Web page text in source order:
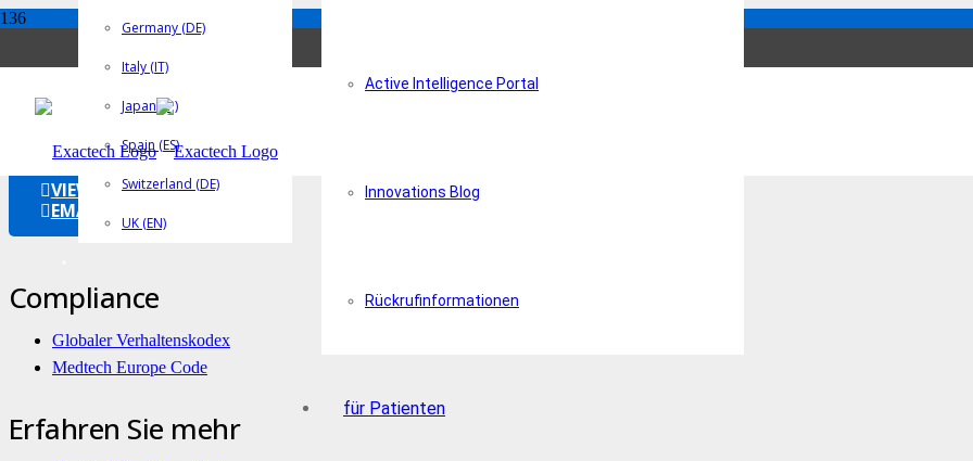
Germany (DE)
Italy (IT)
Japan (JP)
Spain (ES)
Switzerland (DE)
UK (EN)
Active Intelligence Portal
Innovations Blog
Rückrufinformationen
für Patienten
Reusable Surgical Instruments Sterilization &
700-096-124 Rev E
VIEW THIS
EMAIL THIS
Compliance
Globaler Verhaltenskodex
Medtech Europe Code
Erfahren Sie mehr